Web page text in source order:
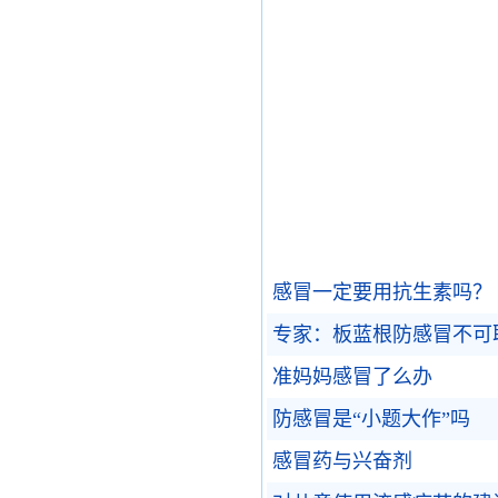
感冒一定要用抗生素吗？
专家：板蓝根防感冒不可
准妈妈感冒了么办
防感冒是“小题大作”吗
感冒药与兴奋剂